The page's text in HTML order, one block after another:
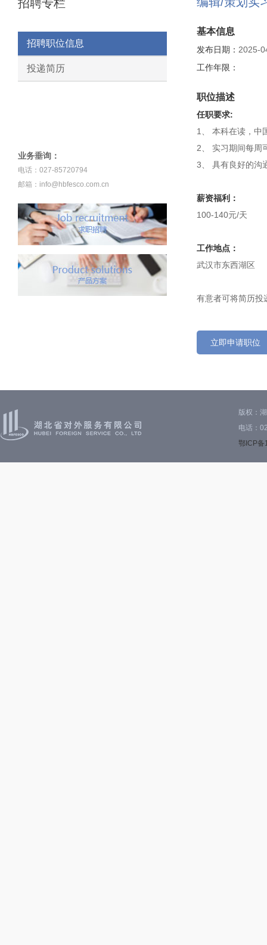
招聘专栏
招聘职位信息
投递简历
业务垂询：
电话：027-85720794
邮箱：info@hbfesco.com.cn
基本信息
发布日期： 2025-
工作年限：
职位描述
任职要求:
1、 本科在读，中
2、 实习期间每周
3、 具有良好的沟
薪资福利：
100-140元/天
工作地点：
武汉市东西湖区
有意者可将简历投
立即申请职位
版权：
电话：
鄂ICP